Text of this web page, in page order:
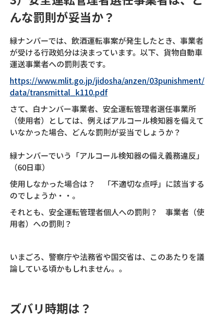
んな罰則が妥当か？
緑ナンバーでは、飲酒運転事案が発生したとき、事業者
が受ける行政処分は決まっています。以下、貨物自動車
運送事業者への罰則表です。
https://www.mlit.go.jp/jidosha/anzen/03punishment/
data/transmittal_k110.pdf
さて、白ナンバー事業者、安全運転管理者選任事業所
（使用者）としては、例えばアルコール検知器を備えて
いなかった場合、どんな罰則が妥当でしょうか？
緑ナンバーでいう「アルコール検知器の備え義務違反」
（60日車）
使用しなかった場合は？ 「不適切な点呼」に該当する
のでしょうか・・。
それとも、安全運転管理者個人への罰則？ 事業者（使
用者）への罰則？
いまごろ、警察庁や法務省や国交省は、このあたりを議
論している頃かもしれません。。
ズバリ時期は？